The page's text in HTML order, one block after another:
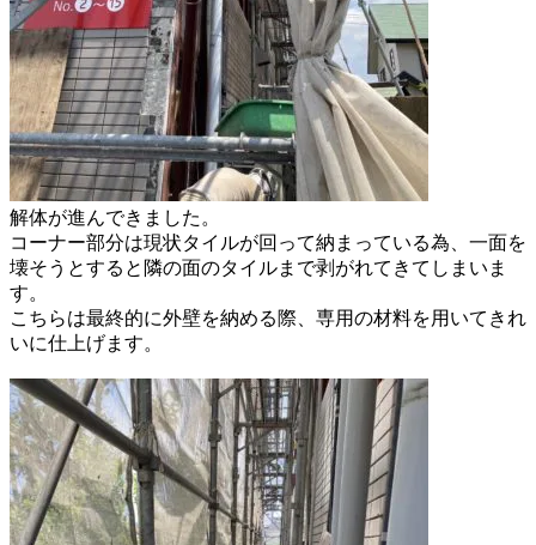
解体が進んできました。
コーナー部分は現状タイルが回って納まっている為、一面を
壊そうとすると 隣の面のタイルまで剥がれてきてしまいま
す。
こちらは最終的に外壁を納める際、 専用の材料を用いてきれ
いに仕上げます。